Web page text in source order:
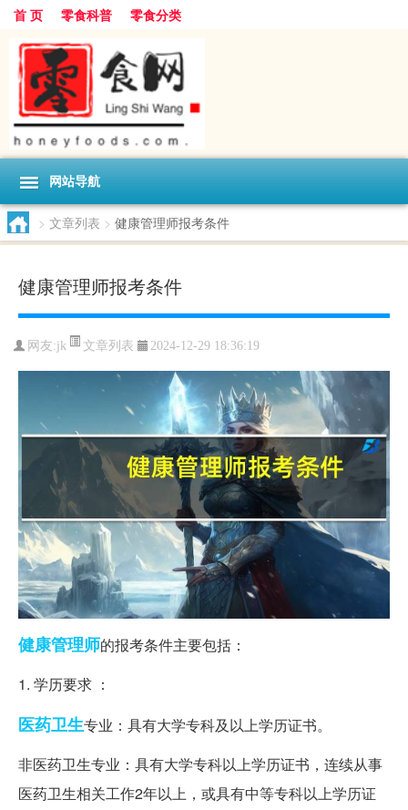
首 页 零食科普 零食分类
网站导航
> 文章列表 > 健康管理师报考条件
健康管理师报考条件
网友:jk 文章列表 2024-12-29 18:36:19
健康管理师的报考条件主要包括：
1. 学历要求 ：
医药卫生专业：具有大学专科及以上学历证书。
非医药卫生专业：具有大学专科以上学历证书，连续从事
医药卫生相关工作2年以上，或具有中等专科以上学历证